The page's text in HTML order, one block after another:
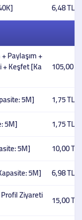
6,48 TL
Paylaşım +
+ Keşfet [Ka 105,00 TL
5M]
1,75 TL
5M]
1,75 TL
5M]
10,00 TL
5M]
6,98 TL
Ziyareti
15,00 TL